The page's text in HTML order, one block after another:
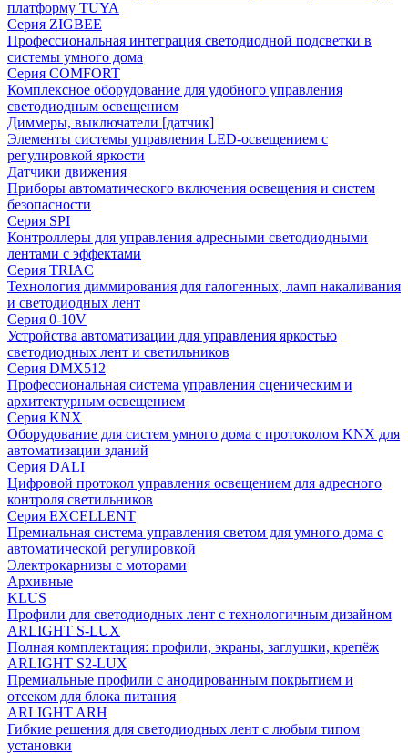
платформу TUYA
Серия ZIGBEE
Профессиональная интеграция светодиодной подсветки в
системы умного дома
Серия COMFORT
Комплексное оборудование для удобного управления
светодиодным освещением
Диммеры, выключатели [датчик]
Элементы системы управления LED-освещением с
регулировкой яркости
Датчики движения
Приборы автоматического включения освещения и систем
безопасности
Серия SPI
Контроллеры для управления адресными светодиодными
лентами с эффектами
Серия TRIAC
Технология диммирования для галогенных, ламп накаливания
и светодиодных лент
Серия 0-10V
Устройства автоматизации для управления яркостью
светодиодных лент и светильников
Серия DMX512
Профессиональная система управления сценическим и
архитектурным освещением
Серия KNX
Оборудование для систем умного дома с протоколом KNX для
автоматизации зданий
Серия DALI
Цифровой протокол управления освещением для адресного
контроля светильников
Серия EXCELLENT
Премиальная система управления светом для умного дома с
автоматической регулировкой
Электрокарнизы с моторами
Архивные
KLUS
Профили для светодиодных лент с технологичным дизайном
ARLIGHT S-LUX
Полная комплектация: профили, экраны, заглушки, крепёж
ARLIGHT S2-LUX
Премиальные профили с анодированным покрытием и
отсеком для блока питания
ARLIGHT ARH
Гибкие решения для светодиодных лент с любым типом
установки